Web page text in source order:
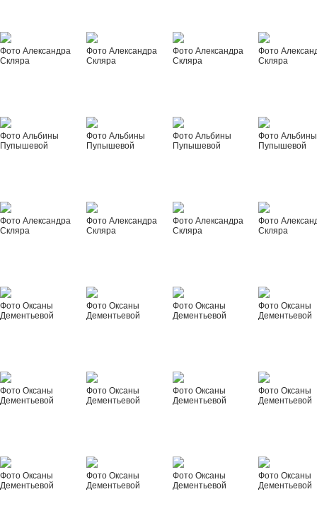
Фото Александра
Скляра
Фото Александра
Скляра
Фото Александра
Скляра
Фото
Скляра
Фото Альбины
Пупышевой
Фото Альбины
Пупышевой
Фото Альбины
Пупышевой
Фото Альбины
Пупышевой
Фото Александра
Скляра
Фото Александра
Скляра
Фото Александра
Скляра
Фото
Скляра
Фото Оксаны
Дементьевой
Фото Оксаны
Дементьевой
Фото Оксаны
Дементьевой
Фото Оксаны
Дементьевой
Фото Оксаны
Дементьевой
Фото Оксаны
Дементьевой
Фото Оксаны
Дементьевой
Фото Оксаны
Дементьевой
Фото Оксаны
Дементьевой
Фото Оксаны
Дементьевой
Фото Оксаны
Дементьевой
Фото Оксаны
Дементьевой